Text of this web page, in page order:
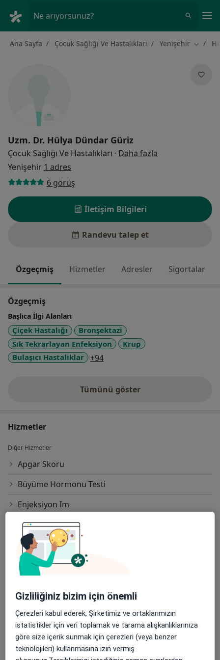
Ne arıyorsunuz?
Ana Sayfa Çocuk Sağlığı Ve Hastalıkları Yenişehir Şehir
Uzm. Dr. Hülya Dündar Güriz
Çocuk Sağlığı Ve Hastalıkları · Daha fazla
Yenişehir 1 adres
6 görüş
İletişim Bilgileri
Randevu talep et
Özgeçmiş Hizmetler Adresler Sigortalar
Özgeçmiş
Başlıca İlgi Alanları
Çiçek Hastalığı
Bronşektazi
Sık Tekrarlayan Enfeksiyon
Krup
Bulaşıcı Hastalıklar
+94a11y_sr_more_diseases
Tümünü gösterdeneyim hakkında
Hizmetler
Diğer Hizmetler
Apgar Skoru
Büyüme Hormonu Testi
Enjeksiyon Im
Enjeksiyon Iv
Esd (Sedimantasyon)
Fototerapi
Kan Basıncı (Tansiyon) Ölçümü
Periton Diyalizi
Tam Kan Sayımı-Hemogram
Gizliliğiniz bizim için önemli
Çerezleri kabul ederek, Şirketimiz ve ortaklarımızın
istatistikler için veri toplamak ve tarama alışkanlıklarınıza
göre size içerik sunmak için çerezleri (veya benzer
teknolojileri) kullanmasına izin vermiş